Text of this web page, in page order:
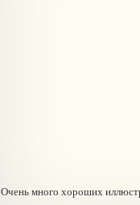
Очень много хороших